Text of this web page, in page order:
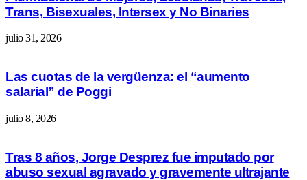
Trans, Bisexuales, Intersex y No Binaries
julio 31, 2026
Las cuotas de la vergüenza: el “aumento
salarial” de Poggi
julio 8, 2026
Tras 8 años, Jorge Desprez fue imputado por
abuso sexual agravado y gravemente ultrajante